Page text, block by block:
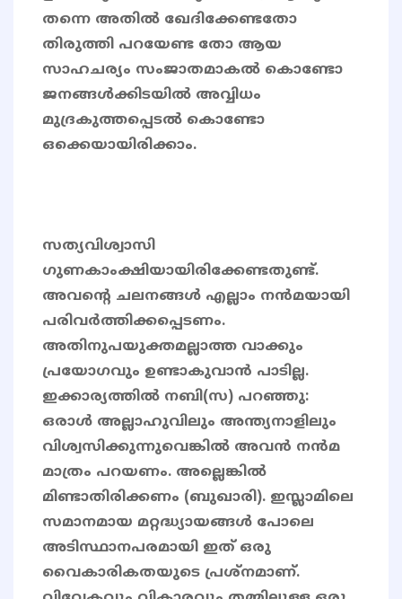
തന്നെ അതിൽ ഖേദിക്കേണ്ടതോ
തിരുത്തി പറയേണ്ട തോ ആയ
സാഹചര്യം സംജാതമാകൽ കൊണ്ടോ
ജനങ്ങൾക്കിടയിൽ അവ്വിധം
മുദ്രകുത്തപ്പെടൽ കൊണ്ടോ
ഒക്കെയായിരിക്കാം.
സത്യവിശ്വാസി
ഗുണകാംക്ഷിയായിരിക്കേണ്ടതുണ്ട്.
അവന്റെ ചലനങ്ങൾ എല്ലാം നൻമയായി
പരിവർത്തിക്കപ്പെടണം.
അതിനുപയുക്തമല്ലാത്ത വാക്കും
പ്രയോഗവും ഉണ്ടാകുവാൻ പാടില്ല.
ഇക്കാര്യത്തിൽ നബി(സ) പറഞ്ഞു:
ഒരാൾ അല്ലാഹുവിലും അന്ത്യനാളിലും
വിശ്വസിക്കുന്നുവെങ്കിൽ അവൻ നൻമ
മാത്രം പറയണം. അല്ലെങ്കിൽ
മിണ്ടാതിരിക്കണം (ബുഖാരി). ഇസ്ലാമിലെ
സമാനമായ മറ്റദ്ധ്യായങ്ങൾ പോലെ
അടിസ്ഥാനപരമായി ഇത് ഒരു
വൈകാരികതയുടെ പ്രശ്നമാണ്.